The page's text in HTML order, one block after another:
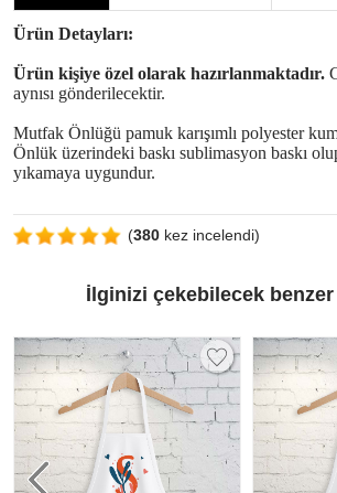
Ürün Detayları:
Ürün kişiye özel olarak hazırlanmaktadır.
aynısı gönderilecektir.
Mutfak Önlüğü pamuk karışımlı polyester
Önlük üzerindeki baskı sublimasyon baskı
yıkamaya uygundur.
(380 kez incelendi)
İlginizi çekebilecek